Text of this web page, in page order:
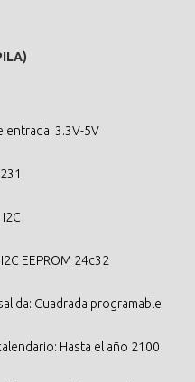
entrada: 3.3V-5V
EEPROM 24c32
Cuadrada programable
Hasta el año 2100